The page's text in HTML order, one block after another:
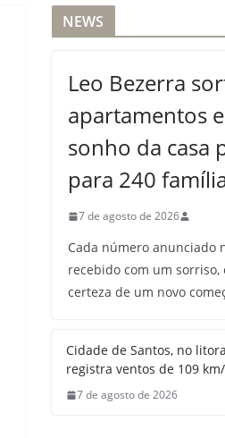
NEWS
Leo Bezerra
apartamentos
sonho da casa
para 240
7 de agosto de 2026
Cada número anunciado
recebido com um sorriso,
certeza de um novo
Cidade de Santos, no
registra ventos de 109
7 de agosto de 2026